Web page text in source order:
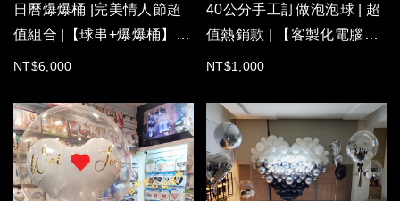
喜，完美一刻由我們為您點亮。
給最心愛的人，一場一生難忘的
日曆爆爆桶 |完美情人節超
值組合 |【球串+爆爆桶】|
全台唯一 遠端遙控
NT$6,000
40公分手工訂做泡泡球 | 超
值熱銷款 | 【客製化電腦割
字】
NT$1,000